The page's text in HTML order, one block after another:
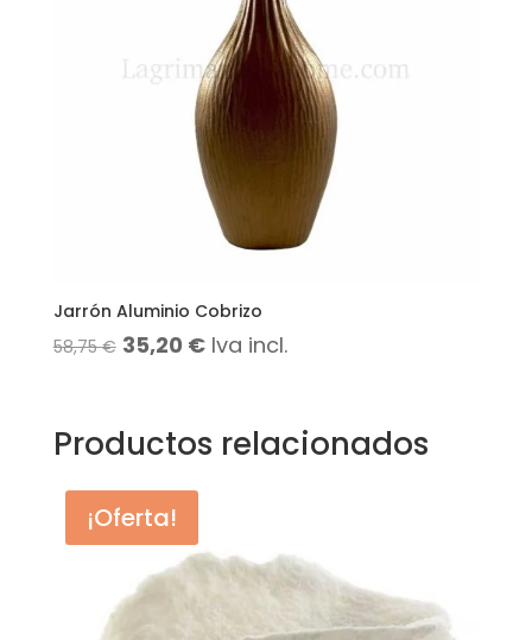
Jarrón Aluminio Cobrizo
58,75€ El
era:
58,75 €.
35,20 €El
es:
Iva incl.
Productos relacionados
¡Oferta!